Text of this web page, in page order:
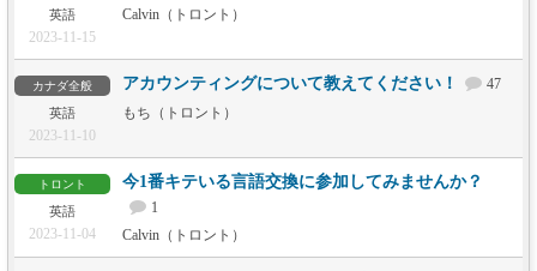
英語
2023-11-15
Calvin（トロント）
カナダ全般
英語
2023-11-10
アカウンティングについて教えてください！
47
もち（トロント）
トロント
英語
2023-11-04
今1番キテいる言語交換に参加してみませんか？
1
Calvin（トロント）